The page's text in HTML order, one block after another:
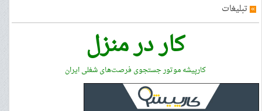
» تبلیغات
کار در منزل
کارپیشه موتور جستجوی فرصت‌های شغلی ایران